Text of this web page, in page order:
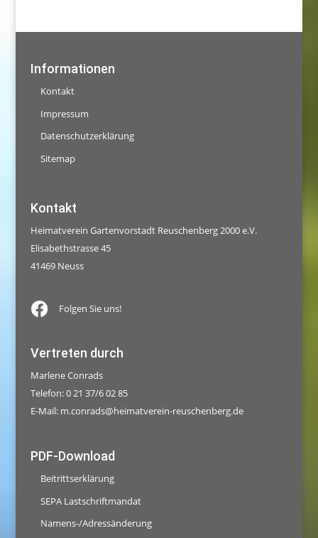
Informationen
Kontakt
Impressum
Datenschutzerklärung
Sitemap
Kontakt
Heimatverein Gartenvorstadt Reuschenberg 2000 e.V.
Elisabethstrasse 45
41469 Neuss
Folgen Sie uns!
Vertreten durch
Marlene Conrads
Telefon: 0 21 37/6 02 85
E-Mail: m.conrads@heimatverein-reuschenberg.de
PDF-Download
Beitrittserklärung
SEPA Lastschriftmandat
Namens-/Adressänderung